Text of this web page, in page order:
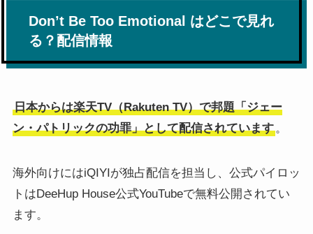
Don’t Be Too Emotional はどこで見れ
る？配信情報
日本からは楽天TV（Rakuten TV）で邦題「ジェー
ン・パトリックの功罪」として配信されています。
海外向けにはiQIYIが独占配信を担当し、公式パイロッ
トはDeeHup House公式YouTubeで無料公開されてい
ます。